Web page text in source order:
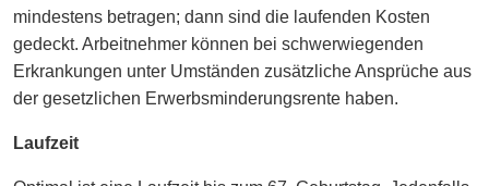
mindestens betragen; dann sind die laufenden Kosten
gedeckt. Arbeitnehmer können bei schwerwiegenden
Erkrankungen unter Umständen zusätzliche Ansprüche aus
der gesetzlichen Erwerbsminderungsrente haben.
Laufzeit